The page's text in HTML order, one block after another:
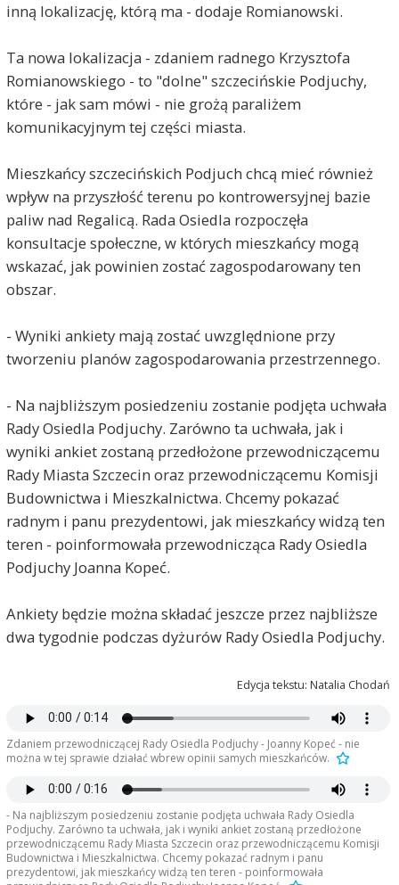
inną lokalizację, którą ma - dodaje Romianowski.
Ta nowa lokalizacja - zdaniem radnego Krzysztofa
Romianowskiego - to "dolne" szczecińskie Podjuchy,
które - jak sam mówi - nie grożą paraliżem
komunikacyjnym tej części miasta.
Mieszkańcy szczecińskich Podjuch chcą mieć również
wpływ na przyszłość terenu po kontrowersyjnej bazie
paliw nad Regalicą. Rada Osiedla rozpoczęła
konsultacje społeczne, w których mieszkańcy mogą
wskazać, jak powinien zostać zagospodarowany ten
obszar.
- Wyniki ankiety mają zostać uwzględnione przy
tworzeniu planów zagospodarowania przestrzennego.
- Na najbliższym posiedzeniu zostanie podjęta uchwała
Rady Osiedla Podjuchy. Zarówno ta uchwała, jak i
wyniki ankiet zostaną przedłożone przewodniczącemu
Rady Miasta Szczecin oraz przewodniczącemu Komisji
Budownictwa i Mieszkalnictwa. Chcemy pokazać
radnym i panu prezydentowi, jak mieszkańcy widzą ten
teren - poinformowała przewodnicząca Rady Osiedla
Podjuchy Joanna Kopeć.
Ankiety będzie można składać jeszcze przez najbliższe
dwa tygodnie podczas dyżurów Rady Osiedla Podjuchy.
Edycja tekstu: Natalia Chodań
Zdaniem przewodniczącej Rady Osiedla Podjuchy - Joanny Kopeć - nie
można w tej sprawie działać wbrew opinii samych mieszkańców.
- Na najbliższym posiedzeniu zostanie podjęta uchwała Rady Osiedla
Podjuchy. Zarówno ta uchwała, jak i wyniki ankiet zostaną przedłożone
przewodniczącemu Rady Miasta Szczecin oraz przewodniczącemu Komisji
Budownictwa i Mieszkalnictwa. Chcemy pokazać radnym i panu
prezydentowi, jak mieszkańcy widzą ten teren - poinformowała